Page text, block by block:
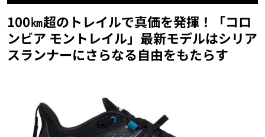
100㎞超のトレイルで真価を発揮！「コロ
ンビア モントレイル」最新モデルはシリア
スランナーにさらなる自由をもたらす